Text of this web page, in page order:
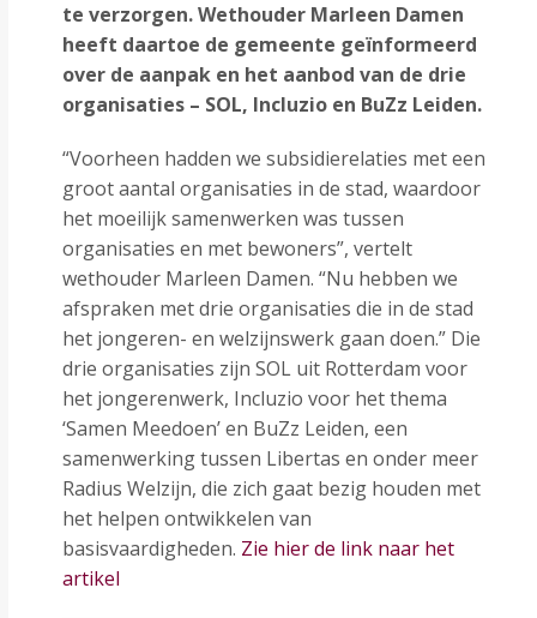
te verzorgen. Wethouder Marleen Damen
heeft daartoe de gemeente geïnformeerd
over de aanpak en het aanbod van de drie
organisaties – SOL, Incluzio en BuZz Leiden.
“Voorheen hadden we subsidierelaties met een
groot aantal organisaties in de stad, waardoor
het moeilijk samenwerken was tussen
organisaties en met bewoners”, vertelt
wethouder Marleen Damen. “Nu hebben we
afspraken met drie organisaties die in de stad
het jongeren- en welzijnswerk gaan doen.” Die
drie organisaties zijn SOL uit Rotterdam voor
het jongerenwerk, Incluzio voor het thema
‘Samen Meedoen’ en BuZz Leiden, een
samenwerking tussen Libertas en onder meer
Radius Welzijn, die zich gaat bezig houden met
het helpen ontwikkelen van
basisvaardigheden. Zie hier de link naar het
artikel